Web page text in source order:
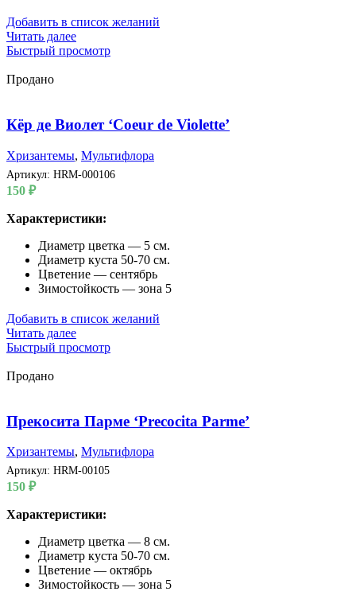
Добавить в список желаний
Читать далее
Быстрый просмотр
Продано
Кёр де Виолет ‘Coeur de Violette’
Хризантемы, Мультифлора
Артикул: HRM-000106
150 ₽
Характеристики:
Диаметр цветка — 5 см.
Диаметр куста 50-70 см.
Цветение — сентябрь
Зимостойкость — зона 5
Добавить в список желаний
Читать далее
Быстрый просмотр
Продано
Прекосита Парме ‘Precocita Parme’
Хризантемы, Мультифлора
Артикул: HRM-00105
150 ₽
Характеристики:
Диаметр цветка — 8 см.
Диаметр куста 50-70 см.
Цветение — октябрь
Зимостойкость — зона 5